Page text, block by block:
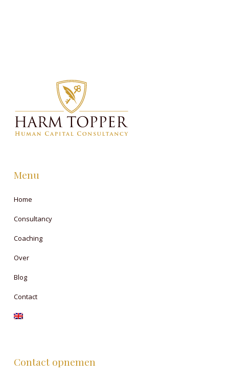
Menu
Home
Consultancy
Coaching
Over
Blog
Contact
Contact opnemen